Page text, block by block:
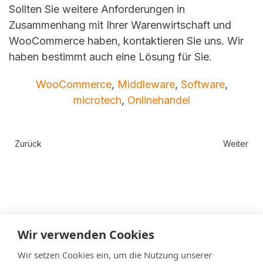
Sollten Sie weitere Anforderungen in
Zusammenhang mit Ihrer Warenwirtschaft und
WooCommerce haben, kontaktieren Sie uns. Wir
haben bestimmt auch eine Lösung für Sie.
WooCommerce, Middleware, Software,
microtech, Onlinehandel
Zurück Weiter
Datenschutz
Impressum
Wir verwenden Cookies
Wir setzen Cookies ein, um die Nutzung unserer